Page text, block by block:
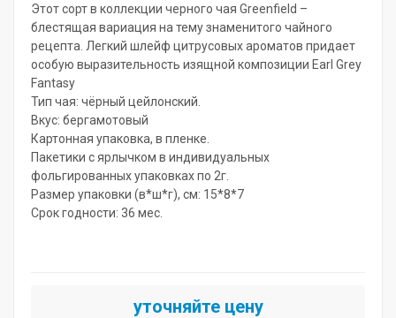
Этот сорт в коллекции черного чая Greenfield –
блестящая вариация на тему знаменитого чайного
рецепта. Легкий шлейф цитрусовых ароматов придает
особую выразительность изящной композиции Earl Grey
Fantasy
Тип чая: чёрный цейлонский.
Вкус: бергамотовый
Картонная упаковка, в пленке.
Пакетики с ярлычком в индивидуальных
фольгированных упаковках по 2г.
Размер упаковки (в*ш*г), см: 15*8*7
Срок годности: 36 мес.
уточняйте цену